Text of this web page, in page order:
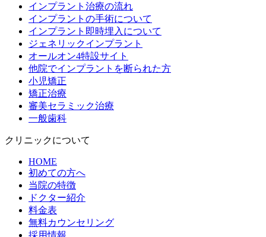
インプラント治療の流れ
インプラントの手術について
インプラント即時埋入について
ジェネリックインプラント
オールオン4特設サイト
他院でインプラントを断られた方
小児矯正
矯正治療
審美セラミック治療
一般歯科
クリニックについて
HOME
初めての方へ
当院の特徴
ドクター紹介
料金表
無料カウンセリング
採用情報